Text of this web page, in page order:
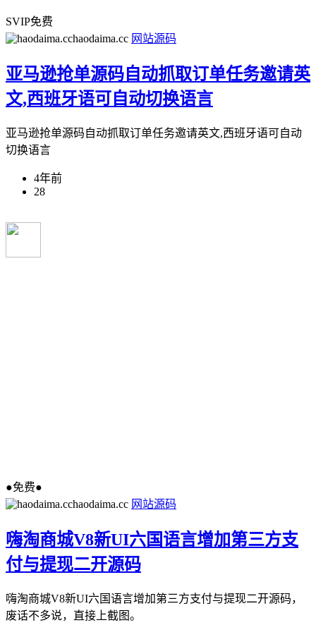
SVIP免费
haodaima.cc 网站源码
亚马逊抢单源码自动抓取订单任务邀请英
文,西班牙语可自动切换语言
亚马逊抢单源码自动抓取订单任务邀请英文,西班牙语可自动
切换语言
4年前
28
●免费●
haodaima.cc 网站源码
嗨淘商城V8新UI六国语言增加第三方支
付与提现二开源码
嗨淘商城V8新UI六国语言增加第三方支付与提现二开源码，
废话不多说，直接上截图。